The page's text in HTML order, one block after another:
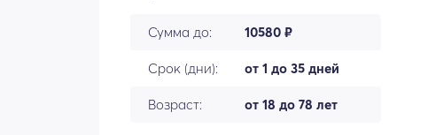
Сумма до: 10580 ₽
Срок (дни): от 1 до 35 дней
Возраст: от 18 до 78 лет